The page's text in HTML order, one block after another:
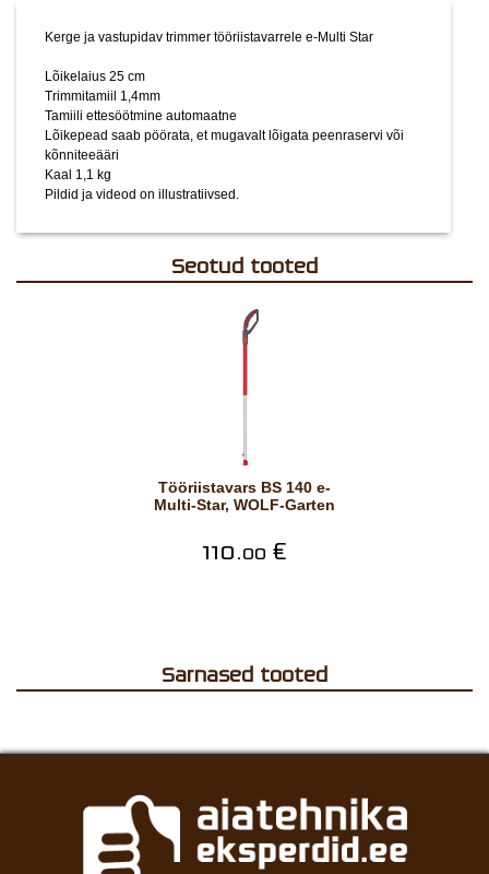
Kerge ja vastupidav trimmer tööriistavarrele e-Multi Star
Lõikelaius 25 cm
Trimmitamiil 1,4mm
Tamiili ettesöötmine automaatne
Lõikepead saab pöörata, et mugavalt lõigata peenraservi või
kõnniteeääri
Kaal 1,1 kg
Pildid ja videod on illustratiivsed.
Seotud tooted
Tööriistavars BS 140 e-
Multi-Star, WOLF-Garten
110.00 €
Sarnased tooted